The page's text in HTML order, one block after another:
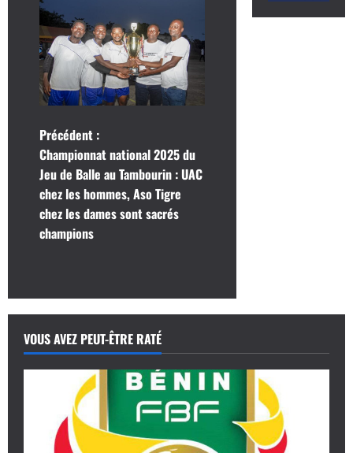
N
a
v
i
a
t
i
Précédent :
Championnat national 2025 du
Jeu de Balle au Tambourin : UAC
chez les hommes, Aso Tigre
chez les dames sont sacrés
champions
VOUS AVEZ PEUT-ÊTRE RATÉ